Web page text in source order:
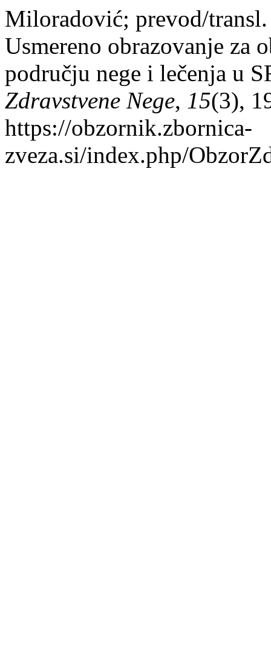
Miloradović; prevod/
Usmereno obrazovanje za
području nege i lečenja u
Zdravstvene Nege, 15(3),
https://obzornik.zbornica-
zveza.si/index.php/